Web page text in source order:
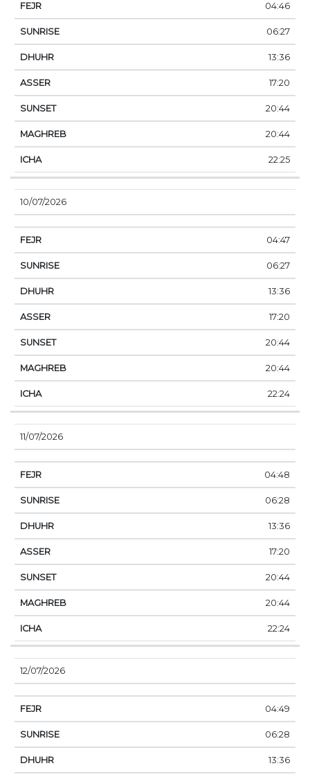
04:46
06:27
13:36
17:20
20:44
20:44
22:25
10/07/2026
04:47
06:27
13:36
17:20
20:44
20:44
22:24
11/07/2026
04:48
06:28
13:36
17:20
20:44
20:44
22:24
12/07/2026
04:49
06:28
13:36